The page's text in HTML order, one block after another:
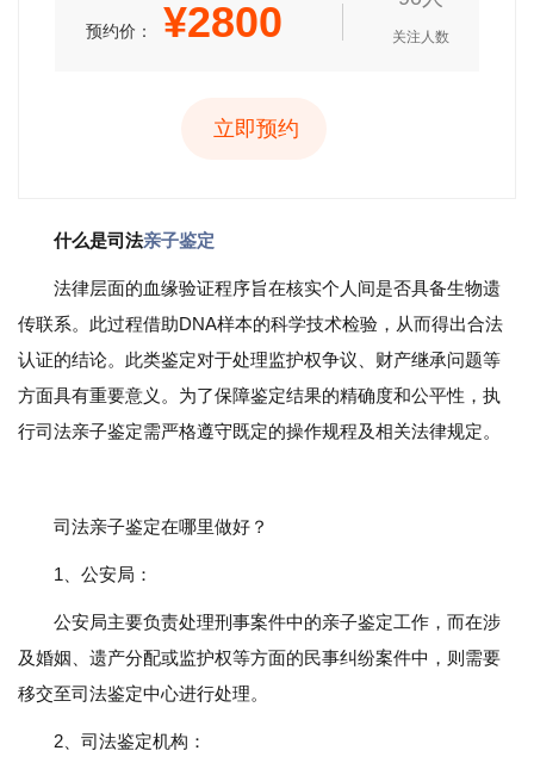
预约价： ¥2800 关注人数
立即预约
什么是司法亲子鉴定
法律层面的血缘验证程序旨在核实个人间是否具备生物遗
传联系。此过程借助DNA样本的科学技术检验，从而得出合法
认证的结论。此类鉴定对于处理监护权争议、财产继承问题等
方面具有重要意义。为了保障鉴定结果的精确度和公平性，执
行司法亲子鉴定需严格遵守既定的操作规程及相关法律规定。
司法亲子鉴定在哪里做好？
1、公安局：
公安局主要负责处理刑事案件中的亲子鉴定工作，而在涉
及婚姻、遗产分配或监护权等方面的民事纠纷案件中，则需要
移交至司法鉴定中心进行处理。
2、司法鉴定机构：